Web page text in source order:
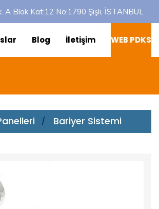
A Blok Kat:12 No:1790 Şişli, İSTANBUL
Blog İletişim WEB PDKS
Bariyer Sistemi